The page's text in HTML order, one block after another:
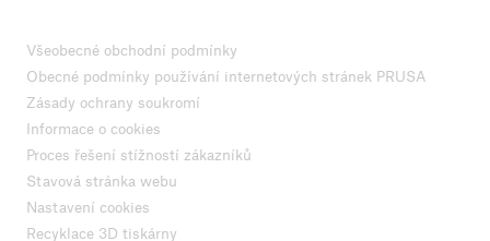
Všeobecné obchodní podmínky
Obecné podmínky používání internetových stránek PRUSA
Zásady ochrany soukromí
Informace o cookies
Proces řešení stížností zákazníků
Stavová stránka webu
Nastavení cookies
Recyklace 3D tiskárny